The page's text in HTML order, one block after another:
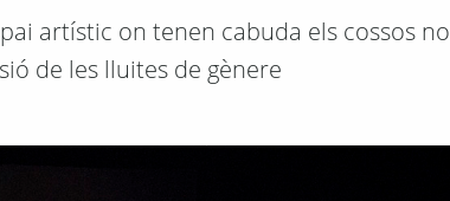
artístic on tenen cabuda els cossos no
de les lluites de gènere